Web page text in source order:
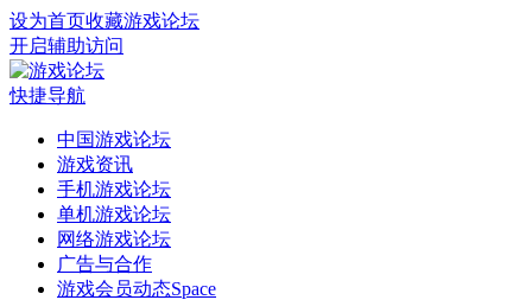
设为首页收藏游戏论坛
开启辅助访问
快捷导航
中国游戏论坛
游戏资讯
手机游戏论坛
单机游戏论坛
网络游戏论坛
广告与合作
游戏会员动态Space